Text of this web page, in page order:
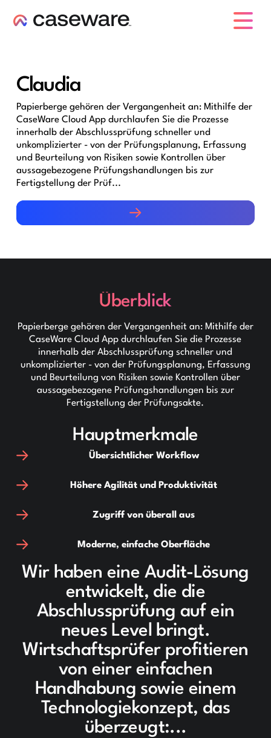
Claudia
Papierberge gehören der Vergangenheit an: Mithilfe der
CaseWare Cloud App durchlaufen Sie die Prozesse
innerhalb der Abschlussprüfung schneller und
unkomplizierter - von der Prüfungsplanung, Erfassung
und Beurteilung von Risiken sowie Kontrollen über
aussagebezogene Prüfungshandlungen bis zur
Fertigstellung der Prüf...
Überblick
Papierberge gehören der Vergangenheit an: Mithilfe der
CaseWare Cloud App durchlaufen Sie die Prozesse
innerhalb der Abschlussprüfung schneller und
unkomplizierter - von der Prüfungsplanung, Erfassung
und Beurteilung von Risiken sowie Kontrollen über
aussagebezogene Prüfungshandlungen bis zur
Fertigstellung der Prüfungsakte.
Hauptmerkmale
Übersichtlicher Workflow
Höhere Agilität und Produktivität
Zugriff von überall aus
Moderne, einfache Oberfläche
Wir haben eine Audit-Lösung
entwickelt, die die
Abschlussprüfung auf ein
neues Level bringt.
Wirtschaftsprüfer profitieren
von einer einfachen
Handhabung sowie einem
Technologiekonzept, das
überzeugt:...